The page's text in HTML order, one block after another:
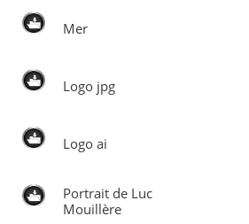
Mer
Logo jpg
Logo ai
Portrait de Luc
Mouillère